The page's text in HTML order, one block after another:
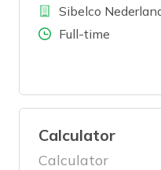
BedrijfSibelco
Aantal uren
Full-time
Calculator
Calculator